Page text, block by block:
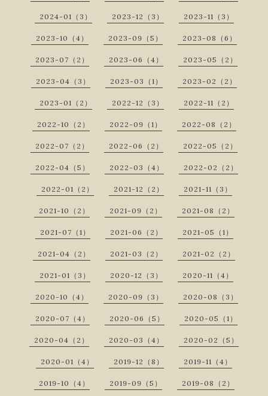
2024-01（3） 2023-12（3） 2023-11（3）
2023-10（4） 2023-09（5） 2023-08（6）
2023-07（2） 2023-06（4） 2023-05（2）
2023-04（3） 2023-03（1） 2023-02（2）
2023-01（2） 2022-12（3） 2022-11（2）
2022-10（2） 2022-09（1） 2022-08（2）
2022-07（2） 2022-06（2） 2022-05（2）
2022-04（5） 2022-03（4） 2022-02（2）
2022-01（2） 2021-12（2） 2021-11（3）
2021-10（2） 2021-09（2） 2021-08（2）
2021-07（1） 2021-06（2） 2021-05（1）
2021-04（2） 2021-03（2） 2021-02（2）
2021-01（3） 2020-12（3） 2020-11（4）
2020-10（4） 2020-09（3） 2020-08（3）
2020-07（4） 2020-06（5） 2020-05（1）
2020-04（2） 2020-03（4） 2020-02（5）
2020-01（4） 2019-12（8） 2019-11（4）
2019-10（4） 2019-09（5） 2019-08（2）